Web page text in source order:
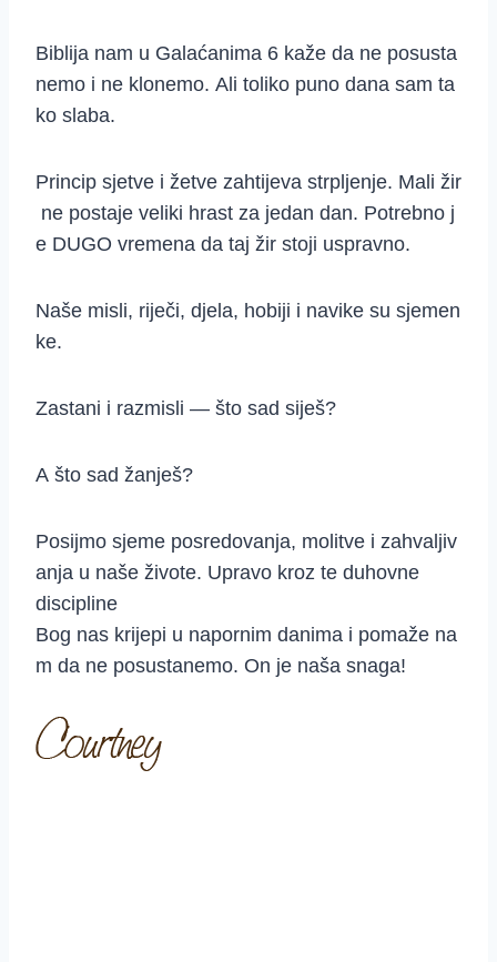
Biblija nam u Galaćanima 6 kaže da ne posusta
nemo i ne klonemo. Ali toliko puno dana sam ta
ko slaba.
Princip sjetve i žetve zahtijeva strpljenje. Mali žir
ne postaje veliki hrast za jedan dan. Potrebno j
e DUGO vremena da taj žir stoji uspravno.
Naše misli, riječi, djela, hobiji i navike su sjemen
ke.
Zastani i razmisli — što sad siješ?
A što sad žanješ?
Posijmo sjeme posredovanja, molitve i zahvaljiv
anja u naše živote. Upravo kroz te duhovne
discipline
Bog nas krijepi u napornim danima i pomaže na
m da ne posustanemo. On je naša snaga!